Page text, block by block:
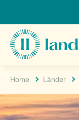
Home Länder